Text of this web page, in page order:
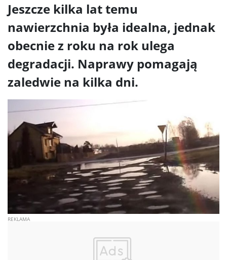
Jeszcze kilka lat temu
nawierzchnia była idealna, jednak
obecnie z roku na rok ulega
degradacji. Naprawy pomagają
zaledwie na kilka dni.